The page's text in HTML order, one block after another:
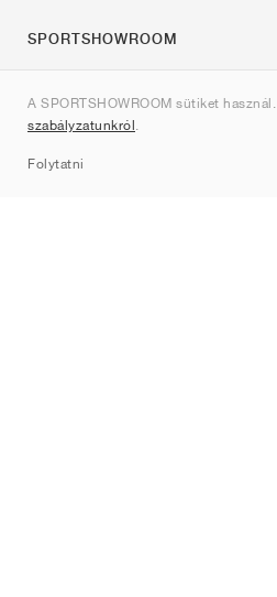
A SPORTSHOWROOM sütiket használ.
szabályzatunkról.
Folytatni
SPORTSHOWROOM
Kapcsolat
Sitemap